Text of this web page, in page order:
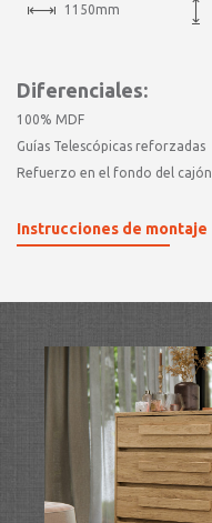
1150mm
Diferenciales:
100% MDF
Guías Telescópicas reforzadas
Refuerzo en el fondo del cajón
Instrucciones de montaje